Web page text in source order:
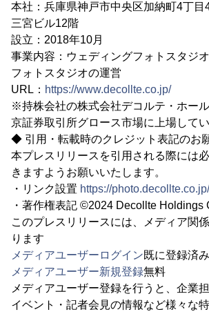
本社：兵庫県神戸市中央区加納町4丁目
三宮ビル12階
設立：2018年10月
事業内容：ウェディングフォトスタジ
フォトスタジオの運営
URL： https://www.decollte.co.jp/
※持株会社の株式会社デコルテ・ホー
京証券取引所グロース市場に上場してい
◆ 引用・転載時のクレジット表記のお
本プレスリリースを引用される際には
きますようお願いいたします。
・リンク設置 https://photo.decollte.co.jp/
・著作権表記 ©2024 Decollte Holdings
このプレスリリースには、メディア関
ります
メディアユーザーログイン既に登録済
メディアユーザー新規登録無料
メディアユーザー登録を行うと、企業
イベント・記者会見の情報など様々な